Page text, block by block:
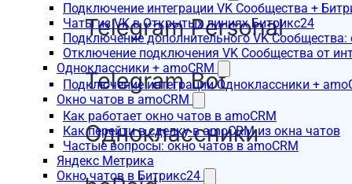
Подключение интеграции VK Сообщества +
Чаты из VK в Открытых линиях Битрикс24
Подключение дополнительного VK
Отключение подключения VK Сообщества от
Одноклассники + amoCRM
Подключение интеграции Одноклассники +
Окно чатов в amoCRM
Как работает окно чатов в amoCRM
Как перейти в сделку в amoCRM из окна чатов
Частые вопросы: окно чатов в amoCRM
Яндекс Метрика
Окно чатов в Битрикс24